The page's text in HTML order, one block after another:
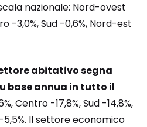
nazionale: Nord-ovest
-3,0%, Sud -0,6%, Nord-est
abitativo segna
base annua in tutto il
Centro -17,8%, Sud -14,8%,
5,5%. Il settore economico